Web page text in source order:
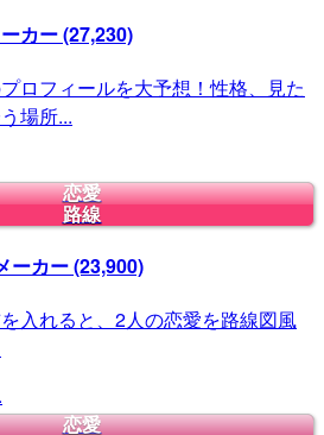
カー(27,230)
ロフィールを大予想！性格、見た
場所...
恋愛
路線
ーカー(23,900)
入れると、2人の恋愛を路線図風
恋愛